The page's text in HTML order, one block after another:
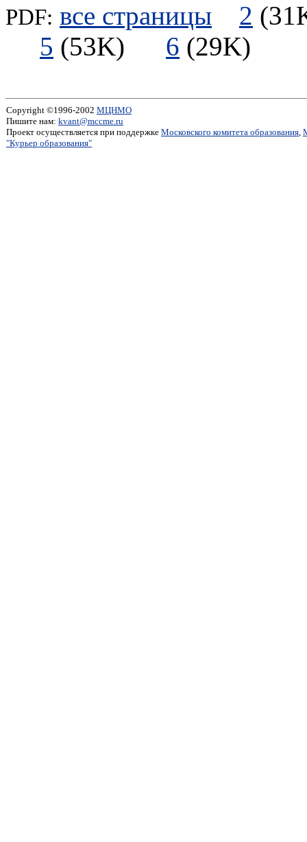
PDF: все страницы 2
5 (53K) 6 (29K)
Copyright ©1996-2002 МЦНМО
Пишите нам: kvant@mccme.ru
Проект осуществляется при поддержке Московского комитета образования,
"Курьер образования"